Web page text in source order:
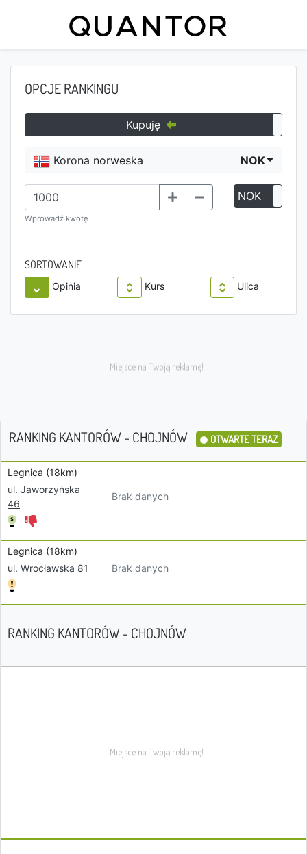
OPCJE RANKINGU
Kupuję
Korona norweska NOK
Wprowadź kwotę
NOK
SORTOWANIE
Opinia Kurs Ulica
RANKING KANTORÓW - CHOJNÓW OTWARTE TERAZ
Legnica (18km)
ul. Jaworzyńska
46
Brak danych
Legnica (18km)
ul. Wrocławska 81
Brak danych
RANKING KANTORÓW - CHOJNÓW